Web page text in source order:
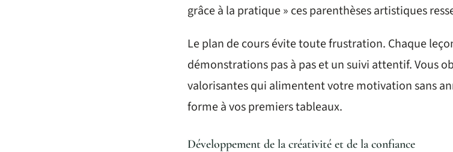
grâce à la pratique » ces parenthèses artistiques
Le plan de cours évite toute frustration. Chaque
démonstrations pas à pas et un suivi attentif. Vous
valorisantes qui alimentent votre motivation sans
forme à vos premiers tableaux.
Développement de la créativité et de la confiance